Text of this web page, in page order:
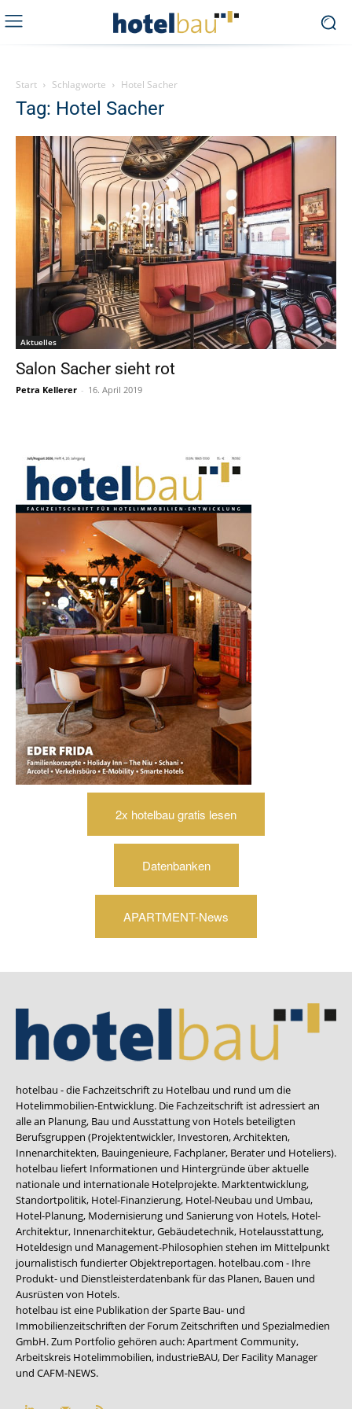
Start Schlagworte Hotel Sacher
Tag: Hotel Sacher
Aktuelles
Salon Sacher sieht rot
Petra Kellerer - 16. April 2019
2x hotelbau gratis lesen
Datenbanken
APARTMENT-News
hotelbau - die Fachzeitschrift zu Hotelbau und rund um die
Hotelimmobilien-Entwicklung. Die Fachzeitschrift ist adressiert an
alle an Planung, Bau und Ausstattung von Hotels beteiligten
Berufsgruppen (Projektentwickler, Investoren, Architekten,
Innenarchitekten, Bauingenieure, Fachplaner, Berater und Hoteliers).
hotelbau liefert Informationen und Hintergründe über aktuelle
nationale und internationale Hotelprojekte. Marktentwicklung,
Standortpolitik, Hotel-Finanzierung, Hotel-Neubau und Umbau,
Hotel-Planung, Modernisierung und Sanierung von Hotels, Hotel-
Architektur, Innenarchitektur, Gebäudetechnik, Hotelausstattung,
Hoteldesign und Management-Philosophien stehen im Mittelpunkt
journalistisch fundierter Objektreportagen. hotelbau.com - Ihre
Produkt- und Dienstleisterdatenbank für das Planen, Bauen und
Ausrüsten von Hotels.
hotelbau ist eine Publikation der Sparte Bau- und
Immobilienzeitschriften der Forum Zeitschriften und Spezialmedien
GmbH. Zum Portfolio gehören auch:Apartment Community,
Arbeitskreis Hotelimmobilien, industrieBAU, Der Facility Manager
und CAFM-NEWS.